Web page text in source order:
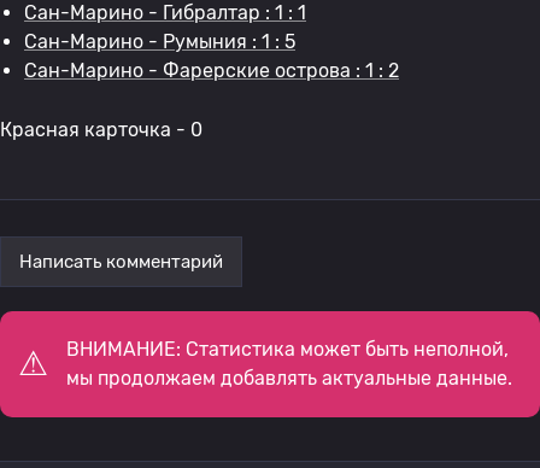
Сан-Марино - Гибралтар : 1 : 1
Сан-Марино - Румыния : 1 : 5
Сан-Марино - Фарерские острова : 1 : 2
Красная карточка - 0
Написать комментарий
ВНИМАНИЕ: Статистика может быть неполной,
мы продолжаем добавлять актуальные данные.